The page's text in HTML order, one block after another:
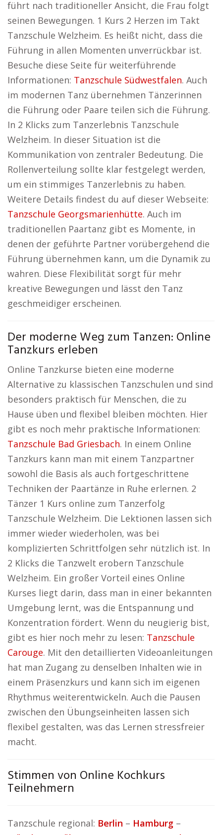
führt nach traditioneller Ansicht, die Frau folgt
seinen Bewegungen. 1 Kurs 2 Herzen im Takt
Tanzschule Welzheim. Es heißt nicht, dass die
Führung in allen Momenten unverrückbar ist.
Besuche diese Seite für weiterführende
Informationen: Tanzschule Südwestfalen. Auch
im modernen Tanz übernehmen Tänzerinnen
die Führung oder Paare teilen sich die Führung.
In 2 Klicks zum Tanzerlebnis Tanzschule
Welzheim. In dieser Situation ist die
Kommunikation von zentraler Bedeutung. Die
Rollenverteilung sollte klar festgelegt werden,
um ein stimmiges Tanzerlebnis zu haben.
Weitere Details findest du auf dieser Webseite:
Tanzschule Georgsmarienhütte. Auch im
traditionellen Paartanz gibt es Momente, in
denen der geführte Partner vorübergehend die
Führung übernehmen kann, um die Dynamik zu
wahren. Diese Flexibilität sorgt für mehr
kreative Bewegungen und lässt den Tanz
geschmeidiger erscheinen.
Der moderne Weg zum Tanzen: Online
Tanzkurs erleben
Online Tanzkurse bieten eine moderne
Alternative zu klassischen Tanzschulen und sind
besonders praktisch für Menschen, die zu
Hause üben und flexibel bleiben möchten. Hier
gibt es noch mehr praktische Informationen:
Tanzschule Bad Griesbach. In einem Online
Tanzkurs kann man mit einem Tanzpartner
sowohl die Basis als auch fortgeschrittene
Techniken der Paartänze in Ruhe erlernen. 2
Tänzer 1 Kurs online zum Tanzerfolg
Tanzschule Welzheim. Die Lektionen lassen sich
immer wieder wiederholen, was bei
komplizierten Schrittfolgen sehr nützlich ist. In
2 Klicks die Tanzwelt erobern Tanzschule
Welzheim. Ein großer Vorteil eines Online
Kurses liegt darin, dass man in einer bekannten
Umgebung lernt, was die Entspannung und
Konzentration fördert. Wenn du neugierig bist,
gibt es hier noch mehr zu lesen: Tanzschule
Carouge. Mit den detaillierten Videoanleitungen
hat man Zugang zu denselben Inhalten wie in
einem Präsenzkurs und kann sich im eigenen
Rhythmus weiterentwickeln. Auch die Pausen
zwischen den Übungseinheiten lassen sich
flexibel gestalten, was das Lernen stressfreier
macht.
Stimmen von Online Kochkurs
Teilnehmern
Tanzschule regional: Berlin – Hamburg –